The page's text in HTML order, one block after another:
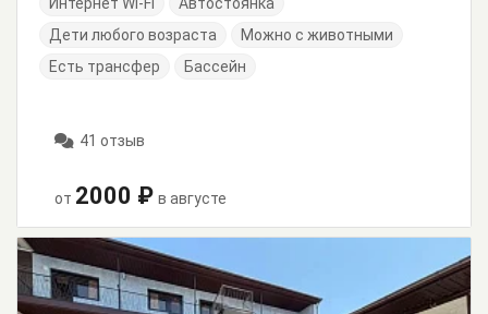
Дети любого возраста
Можно с животными
Есть трансфер
Бассейн
41 отзыв
от 2000 ₽ в августе